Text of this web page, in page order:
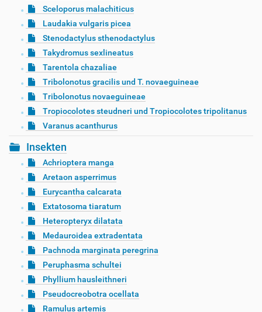
Sceloporus malachiticus
Laudakia vulgaris picea
Stenodactylus sthenodactylus
Takydromus sexlineatus
Tarentola chazaliae
Tribolonotus gracilis und T. novaeguineae
Tribolonotus novaeguineae
Tropiocolotes steudneri und Tropiocolotes tripolitanus
Varanus acanthurus
Insekten
Achrioptera manga
Aretaon asperrimus
Eurycantha calcarata
Extatosoma tiaratum
Heteropteryx dilatata
Medauroidea extradentata
Pachnoda marginata peregrina
Peruphasma schultei
Phyllium hausleithneri
Pseudocreobotra ocellata
Ramulus artemis